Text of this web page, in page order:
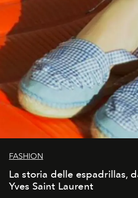
FASHION
La storia delle espadrillas,
Yves Saint Laurent